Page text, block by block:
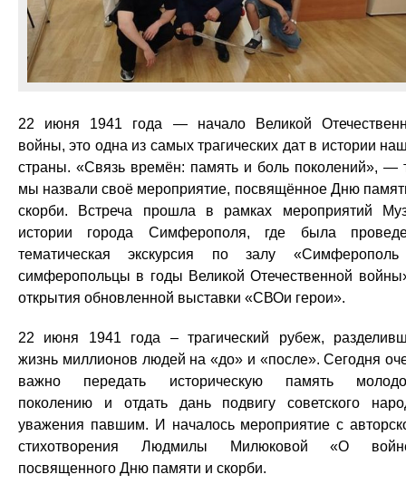
22 июня 1941 года — начало Великой
войны, это одна из самых трагических дат в истории
страны. «Связь времён: память и боль поколений», —
мы назвали своё мероприятие, посвящённое Дню
скорби. Встреча прошла в рамках мероприятий
истории города Симферополя, где была
тематическая экскурсия по залу
симферопольцы в годы Великой Отечественной
открытия обновленной выставки «СВОи герои».
22 июня 1941 года – трагический рубеж,
жизнь миллионов людей на «до» и «после». Сегодня
важно передать историческую память
поколению и отдать дань подвигу советского
уважения павшим. И началось мероприятие с
стихотворения Людмилы Милюковой «О
посвященного Дню памяти и скорби.